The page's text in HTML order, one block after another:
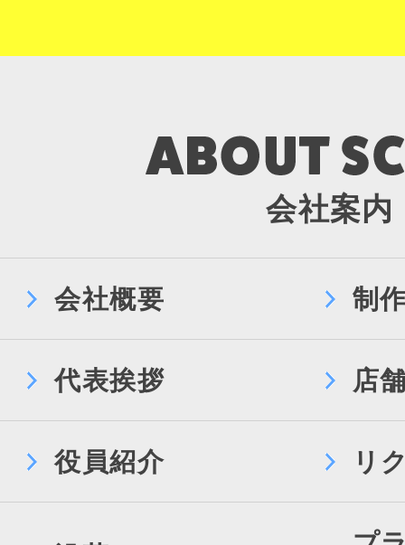
会社案内
会社概要 制
代表挨拶 店
役員紹介 リ